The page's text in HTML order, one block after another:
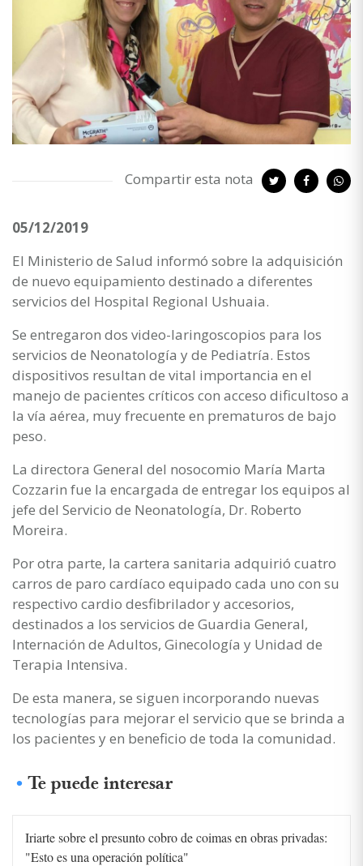
Compartir esta nota
05/12/2019
El Ministerio de Salud informó sobre la adquisición
de nuevo equipamiento destinado a diferentes
servicios del Hospital Regional Ushuaia.
Se entregaron dos video-laringoscopios para los
servicios de Neonatología y de Pediatría. Estos
dispositivos resultan de vital importancia en el
manejo de pacientes críticos con acceso dificultoso a
la vía aérea, muy frecuente en prematuros de bajo
peso.
La directora General del nosocomio María Marta
Cozzarin fue la encargada de entregar los equipos al
jefe del Servicio de Neonatología, Dr. Roberto
Moreira.
Por otra parte, la cartera sanitaria adquirió cuatro
carros de paro cardíaco equipado cada uno con su
respectivo cardio desfibrilador y accesorios,
destinados a los servicios de Guardia General,
Internación de Adultos, Ginecología y Unidad de
Terapia Intensiva.
De esta manera, se siguen incorporando nuevas
tecnologías para mejorar el servicio que se brinda a
los pacientes y en beneficio de toda la comunidad.
Te puede interesar
Iriarte sobre el presunto cobro de coimas en obras privadas:
"Esto es una operación política"